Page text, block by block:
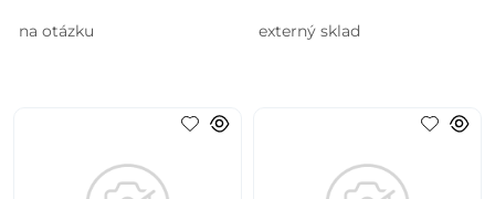
na otázku externý sklad